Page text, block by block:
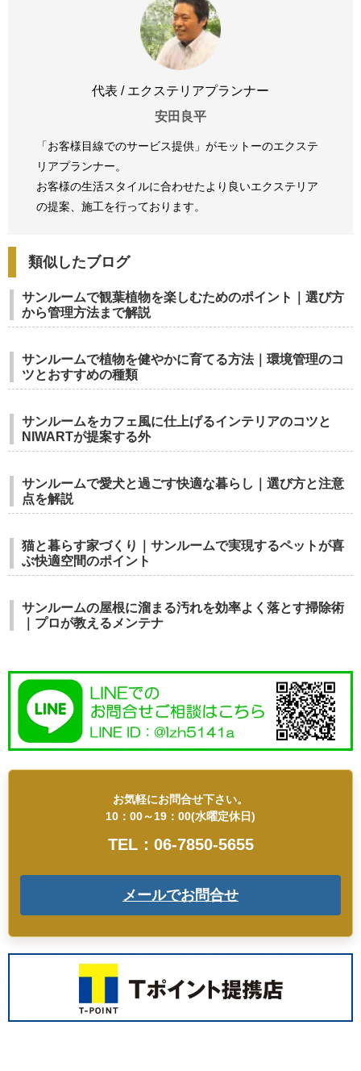
代表 / エクステリアプランナー
安田良平
「お客様目線でのサービス提供」がモットーのエクステ
リアプランナー。
お客様の生活スタイルに合わせたより良いエクステリア
の提案、 施工を行っております。
類似したブログ
サンルームで観葉植物を楽しむためのポイント｜選び方
から管理方法まで解説
サンルームで植物を健やかに育てる方法｜環境管理のコ
ツとおすすめの種類
サンルームをカフェ風に仕上げるインテリアのコツと
NIWARTが提案する外
サンルームで愛犬と過ごす快適な暮らし｜選び方と注意
点を解説
猫と暮らす家づくり｜サンルームで実現するペットが喜
ぶ快適空間のポイント
サンルームの屋根に溜まる汚れを効率よく落とす掃除術
｜プロが教えるメンテナ
お気軽にお問合せ下さい。
10：00～19：00(水曜定休日)
TEL：06-7850-5655
メールでお問合せ